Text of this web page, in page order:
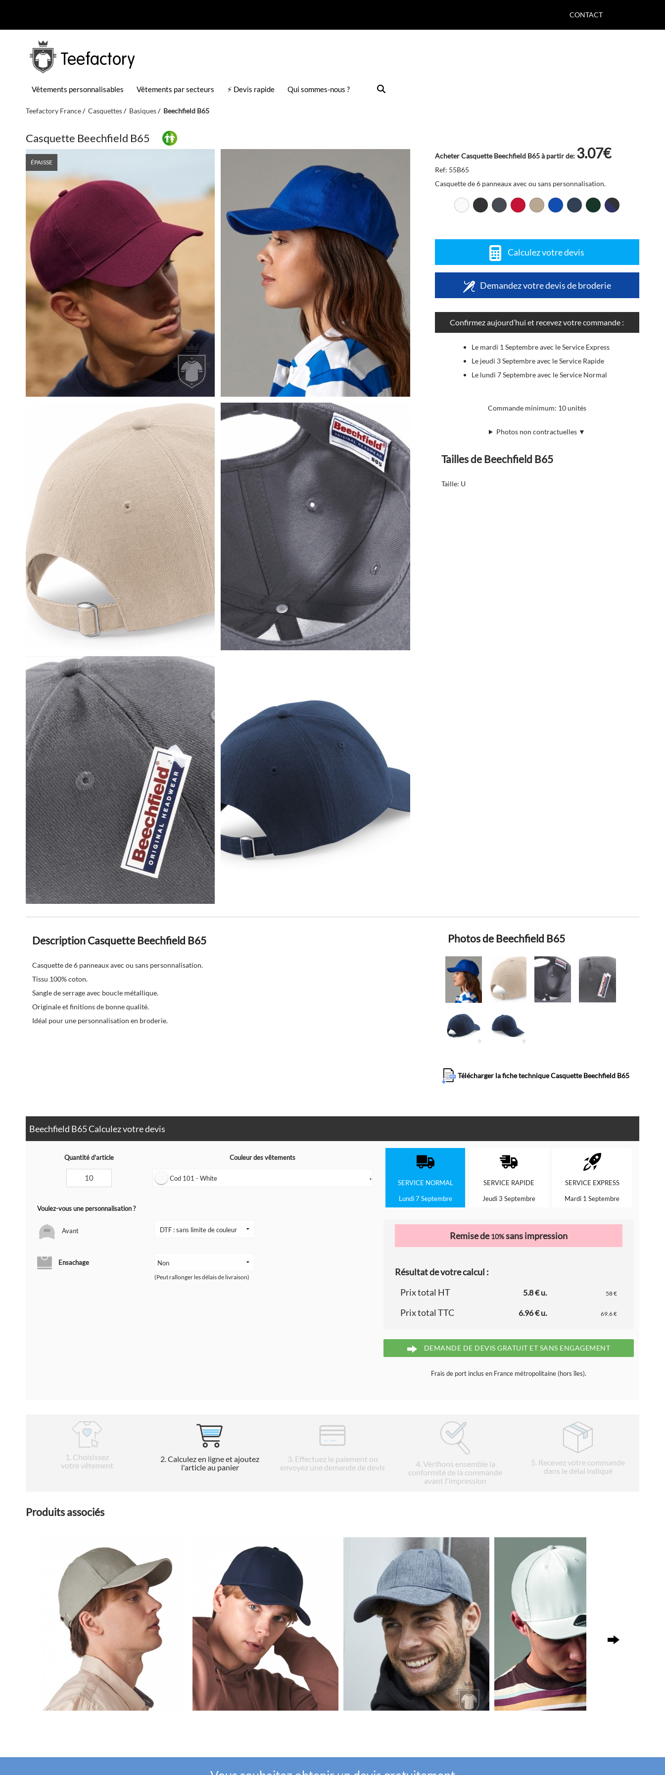
CONTACT
Teefactory
Vêtements personnalisables Vêtements par secteurs ⚡ Devis rapide Qui sommes-nous ?
Teefactory France Casquettes Basiques Beechfield B65
Casquette Beechfield B65
ÉPAISSE
Acheter Casquette Beechfield B65 à partir de: 3.07€
Ref: 55B65
Casquette de 6 panneaux avec ou sans personnalisation.
Calculez votre devis
Demandez votre devis de broderie
Confirmez aujourd’hui et recevez votre commande :
Le mardi 1 Septembre avec le Service Express
Le jeudi 3 Septembre avec le Service Rapide
Le lundi 7 Septembre avec le Service Normal
Commande minimum: 10 unités
Photos non contractuelles ▼
Tailles de Beechfield B65
Taille: U
Description Casquette Beechfield B65
Casquette de 6 panneaux avec ou sans personnalisation.
Tissu 100% coton.
Sangle de serrage avec boucle métallique.
Originale et finitions de bonne qualité.
Idéal pour une personnalisation en broderie.
Photos de Beechfield B65
Télécharger la fiche technique Casquette Beechfield B65
Beechfield B65 Calculez votre devis
Quantité d'article Couleur des vêtements
Cod 101 - White ▼
Voulez-vous une personnalisation ?
Avant
Ensachage
(Peut rallonger les délais de livraison)
SERVICE NORMAL
Lundi 7 Septembre
SERVICE RAPIDE
Jeudi 3 Septembre
SERVICE EXPRESS
Mardi 1 Septembre
Remise de10%sans impression
Résultat de votre calcul :
Prix total HT
5.8 € u. 58 €
Prix total TTC 6.96 € u. 69.6 €
DEMANDE DE DEVIS GRATUIT ET SANS ENGAGEMENT
Frais de port inclus en France métropolitaine (hors îles).
1 . Choisissez
votre vêtement
2 . Calculez en ligne et ajoutez
l'article au panier
3 . Effectuez le paiement ou
envoyez une demande de devis
4. Vérifions ensemble la
conformité de la commande
avant l'impression
5. Recevez votre commande
dans le délai indiqué
Produits associés